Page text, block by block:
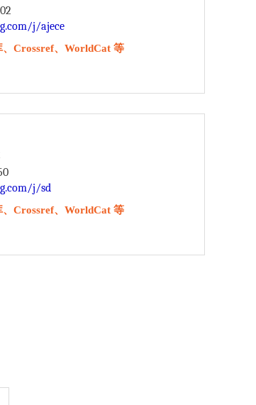
j/ajece
Crossref、WorldCat 等
j/sd
Crossref、WorldCat 等